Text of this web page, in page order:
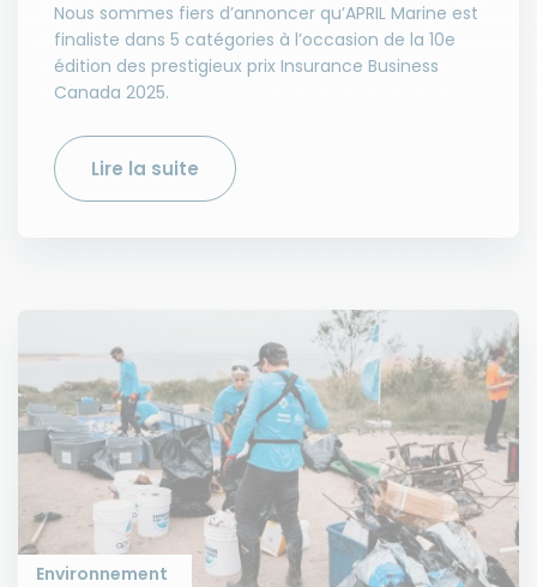
Nous sommes fiers d’annoncer qu’APRIL Marine est
finaliste dans 5 catégories à l’occasion de la 10e
édition des prestigieux prix Insurance Business
Canada 2025.
Lire la suite
Environnement